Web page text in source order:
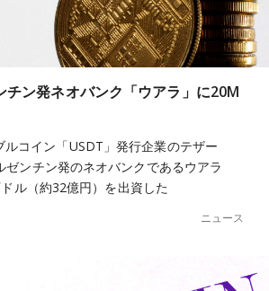
チン発ネオバンク「ウアラ」に20M
コイン「USDT」発行企業のテザー
ゼンチン発のネオバンクであるウアラ
ル（約32億円）を出資した
ニュース